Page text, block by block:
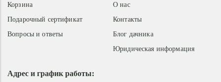
Адрес и график работы:
О нас
Контакты
Блог дачника
Юридическая информация
Корзина
Подарочный сертификат
Вопросы и ответы